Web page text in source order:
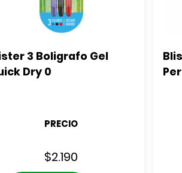
3 Boligrafo Gel
Dry 0
PRECIO
$2.190